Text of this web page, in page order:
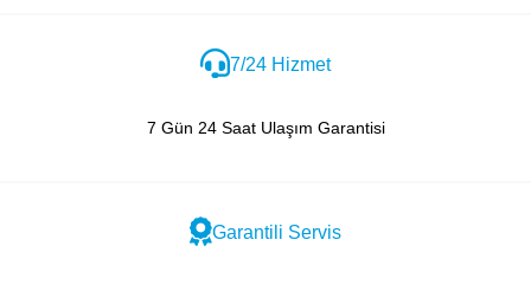
7/24 Hizmet
7 Gün 24 Saat Ulaşım Garantisi
Garantili Servis